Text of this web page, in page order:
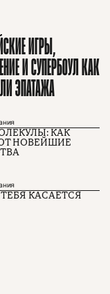
ИГРЫ,
И СУПЕРБОУЛ КАК
ЭПАТАЖА
КАК
НОВЕЙШИЕ
КАСАЕТСЯ